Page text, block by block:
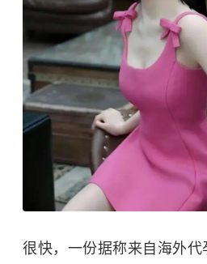
很快，一份据称来自海外